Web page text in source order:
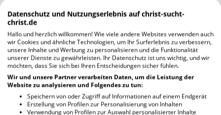
ausgedrückt.
Das könnte daran liegen, dass ich grundsätzlich
nicht gleich an Transzeug und negativem Zeug
denke.
Es gibt Männer, die etwas feminin wirken, und
Frauen, die etwas männlich wirken.
Schlimm? Finde ich nicht.
Das macht uns ja so einzigartig und besonders.
Lavendeltee
27.08.2023 21:43
Datenschutz und Nutzungserlebnis auf christ-sucht-
christ.de
Hallo und herzlich willkommen! Wie viele andere Websites verwenden auch
wir Cookies und ähnliche Technologien, um Ihr Surferlebnis zu verbessern,
unsere Inhalte und Werbung zu personalisieren und die Funktionalität
unserer Dienste zu gewährleisten. Ihr Datenschutz ist uns wichtig, und wir
möchten, dass Sie sich bei Ihren Entscheidungen sicher fühlen.
Wir und unsere Partner verarbeiten Daten, um die Leistung der
Website zu analysieren und Folgendes zu tun:
Speichern von oder Zugriff auf Informationen auf einem Endgerät
Erstellung von Profilen zur Personalisierung von Inhalten
Verwendung von Profilen zur Auswahl personalisierter Inhalte